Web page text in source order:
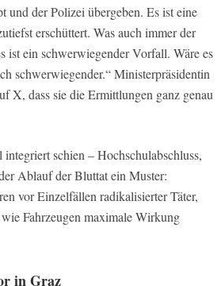
und der Polizei übergeben. Es ist eine
erschüttert. Was auch immer der
ist ein schwerwiegender Vorfall. Wäre es
schwerwiegender.“ Ministerpräsidentin
X, dass sie die Ermittlungen ganz genau
schien – Hochschulabschluss,
Ablauf der Bluttat ein Muster:
vor Einzelfällen radikalisierter Täter,
Fahrzeugen maximale Wirkung
in Graz